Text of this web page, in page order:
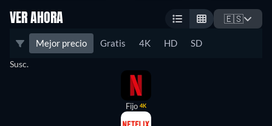
VER AHORA 🇪🇸
Mejor precio Gratis 4K HD SD
Susc.
Fijo 4K